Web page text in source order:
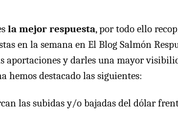
la mejor respuesta, por todo ello
en la semana en El Blog Salmón
aportaciones y darles una mayor
hemos destacado las siguientes:
las subidas y/o bajadas del dólar